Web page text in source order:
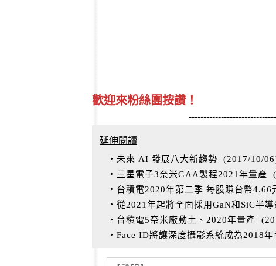
歡迎來粉絲團按讚！
延伸閱讀
‧未來 AI 發展八大新趨勢 (2017/10/06
‧三星電子3奈米GAA製程2021年量產 (
‧台積電2020年第二季 每股賺台幣4.66
‧從2021年起將全面採用GaN和SiC半
‧台積電5奈米廠動土、2020年量產 (
‧Face ID將讓深度攝影系統成為2018年